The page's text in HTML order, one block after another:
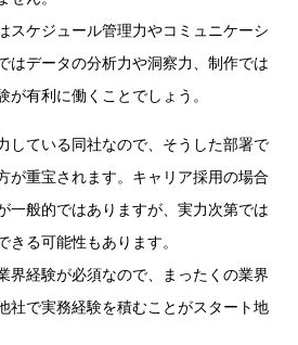
スケジュール管理力やコミュニケーシ
はデータの分析力や洞察力、制作では
が有利に働くことでしょう。
している同社なので、そうした部署で
が重宝されます。キャリア採用の場合
一般的ではありますが、実力次第では
きる可能性もあります。
界経験が必須なので、まったくの業界
社で実務経験を積むことがスタート地